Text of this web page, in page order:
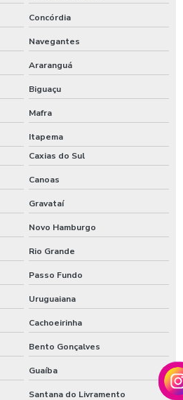
Concórdia
Navegantes
Araranguá
Biguaçu
Mafra
Itapema
Caxias do Sul
Canoas
Gravataí
Novo Hamburgo
Rio Grande
Passo Fundo
Uruguaiana
Cachoeirinha
Bento Gonçalves
Guaíba
Santana do Livramento